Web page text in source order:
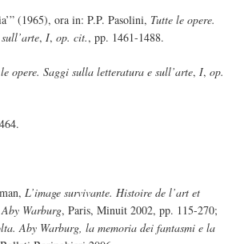
(1965), ora in: P.P. Pasolini, Tutte le opere.
, I, op. cit., pp. 1461-1488.
opere. Saggi sulla letteratura e sull’arte, I, op.
L’image survivante. Histoire de l’art et
Warburg, Paris, Minuit 2002, pp. 115-270;
Aby Warburg, la memoria dei fantasmi e la